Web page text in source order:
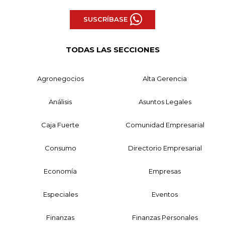
SUSCRÍBASE
TODAS LAS SECCIONES
Agronegocios Alta Gerencia
Análisis Asuntos Legales
Caja Fuerte Comunidad Empresarial
Consumo Directorio Empresarial
Economía Empresas
Especiales Eventos
Finanzas Finanzas Personales